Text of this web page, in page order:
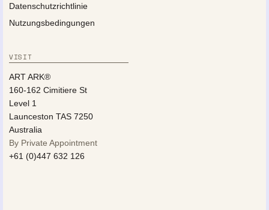
Datenschutzrichtlinie
Nutzungsbedingungen
VISIT
ART ARK®
160-162 Cimitiere St
Level 1
Launceston TAS 7250
Australia
By Private Appointment
+61 (0)447 632 126